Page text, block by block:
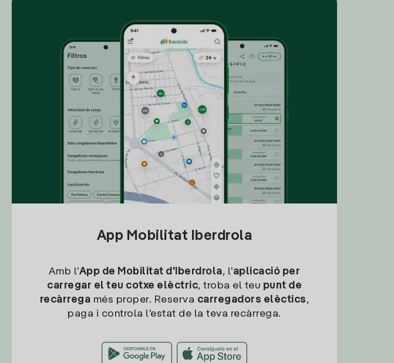
App Mobilitat Iberdrola
Amb l'App de Mobilitat d'Iberdrola, l'aplicació per
carregar el teu cotxe elèctric, troba el teu punt de
recàrrega més proper. Reserva carregadors elèctics,
paga i controla l'estat de la teva recàrrega.